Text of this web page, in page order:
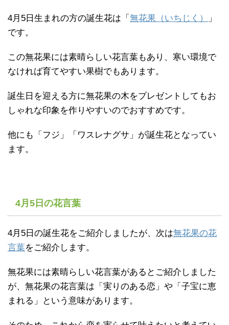
4月5日生まれの方の誕生花は「 無花果（いちじく）
」
です。
この無花果には素晴らしい花言葉もあり、寒い環境で
なければ育てやすい果樹でもあります。
誕生日を迎える方に無花果の木をプレゼントしてもお
しゃれな印象を作りやすいのでおすすめです。
他にも「フジ」「ワスレナグサ」が誕生花となってい
ます。
4月5日の花言葉
4月5日の誕生花をご紹介しましたが、次は無花果の花
言葉をご紹介します。
無花果には素晴らしい花言葉があるとご紹介しました
が、無花果の花言葉は「実りのある恋」や「子宝に恵
まれる」という意味があります。